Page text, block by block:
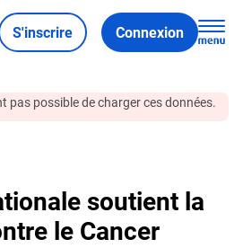
S'inscrire Connexion
pas possible de charger ces données.
soutient la
le Cancer